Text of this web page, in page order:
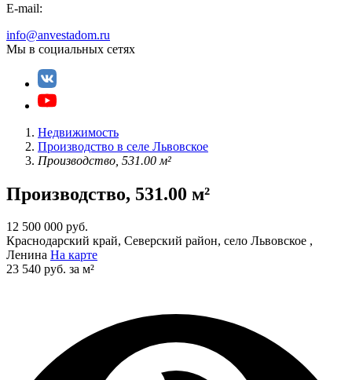
E-mail:
info@anvestadom.ru
Мы в социальных сетях
Недвижимость
Производство в селе Львовское
Производство, 531.00 м²
Производство, 531.00 м²
12 500 000 руб.
Краснодарский край, Северский район, село Львовское ,
Ленина На карте
23 540 руб. за м²